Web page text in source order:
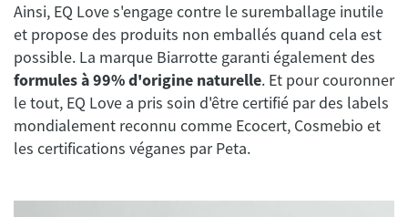
Ainsi, EQ Love s'engage contre le suremballage inutile
et propose des produits non emballés quand cela est
possible. La marque Biarrotte garanti également des
formules à 99% d'origine naturelle. Et pour couronner
le tout, EQ Love a pris soin d'être certifié par des labels
mondialement reconnu comme Ecocert, Cosmebio et
les certifications véganes par Peta.